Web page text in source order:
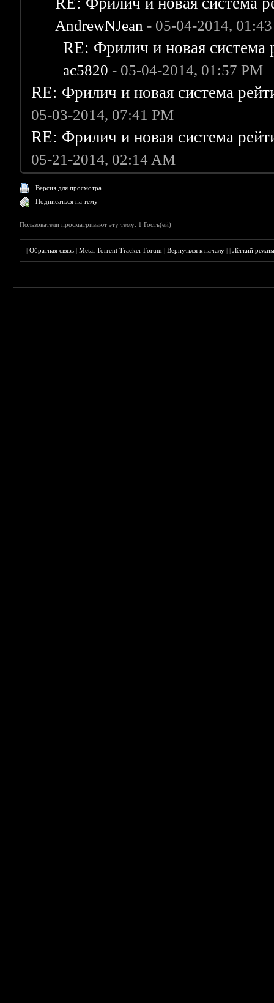
AndrewNJean - 05-04-2014,
RE: Фрилич и новая система
ac5820 - 05-04-2014, 01:57 PM
RE: Фрилич и новая система
05-03-2014, 07:41 PM
RE: Фрилич и новая система
05-21-2014, 02:14 AM
Версия для просмотра
Подписаться на тему
Пользователи просматривают эту тему: 1 Гость(ей)
|Обратная связь |Metal Torrent Tracker Forum |Вернуться к началу ||Лёгкий